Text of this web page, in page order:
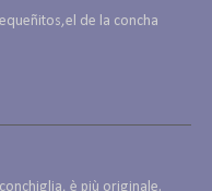
de la concha
è più originale.